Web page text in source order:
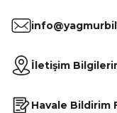
İletişim
Havale Bildirim